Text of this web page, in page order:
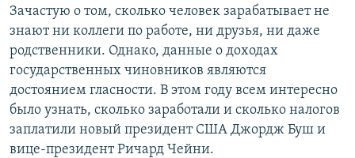
Зачастую о том, сколько человек зарабатывает не
знают ни коллеги по работе, ни друзья, ни даже
родственники. Однако, данные о доходах
государственных чиновников являются
достоянием гласности. В этом году всем интересно
было узнать, сколько заработали и сколько налогов
заплатили новый президент США Джордж Буш и
вице-президент Ричард Чейни.